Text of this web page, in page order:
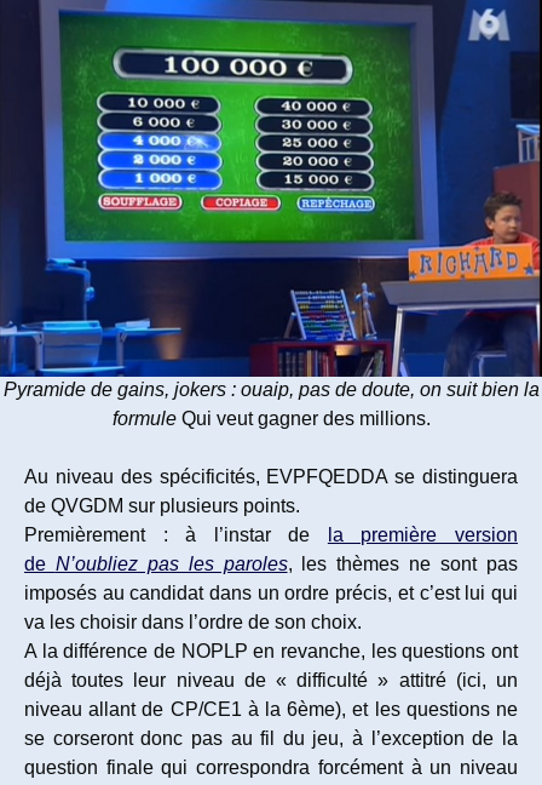
Pyramide de gains, jokers : ouaip, pas de doute, on suit bien la
formuleQui veut gagner des millions.
Au niveau des spécificités, EVPFQEDDA se distinguera
de QVGDM sur plusieurs points.
Premièrement : à l’instar de
la première version
de N’oubliez pas les paroles, les thèmes ne sont pas
imposés au candidat dans un ordre précis, et c’est lui qui
va les choisir dans l’ordre de son choix.
A la différence de NOPLP en revanche, les questions ont
déjà toutes leur niveau de « difficulté » attitré (ici, un
niveau allant de CP/CE1 à la 6ème), et les questions ne
se corseront donc pas au fil du jeu, à l’exception de la
question finale qui correspondra forcément à un niveau